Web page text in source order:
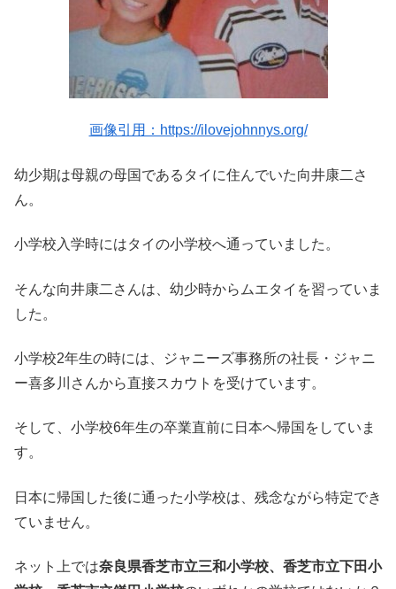
画像引用：https://ilovejohnnys.org/
幼少期は母親の母国であるタイに住んでいた向井康二さ
ん。
小学校入学時にはタイの小学校へ通っていました。
そんな向井康二さんは、幼少時からムエタイを習っていま
した。
小学校2年生の時には、ジャニーズ事務所の社長・ジャニ
ー喜多川さんから直接スカウトを受けています。
そして、小学校6年生の卒業直前に日本へ帰国をしていま
す。
日本に帰国した後に通った小学校は、残念ながら特定でき
ていません。
ネット上では奈良県香芝市立三和小学校、香芝市立下田小